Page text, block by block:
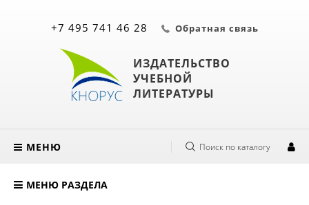
ИЗДАТЕЛЬСТВО
УЧЕБНОЙ
ЛИТЕРАТУРЫ
+7 495 741 46 28 Обратная связь
МЕНЮ Поиск по каталогу
МЕНЮ РАЗДЕЛА